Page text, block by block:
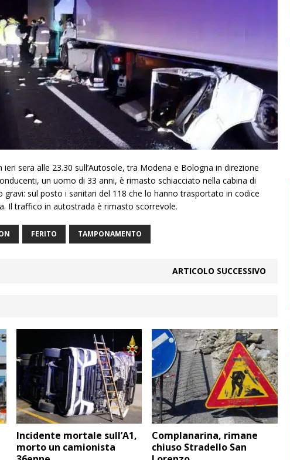
sera alle 23.30 sull’Autosole, tra Modena e Bologna in direzione
un uomo di 33 anni, è rimasto schiacciato nella cabina di
sul posto i sanitari del 118 che lo hanno trasportato in codice
Il traffico in autostrada è rimasto scorrevole.
FERITO TAMPONAMENTO
ARTICOLO SUCCESSIVO
Incidente mortale sull’A1,
morto un camionista
Complanarina, rimane
chiuso Stradello San